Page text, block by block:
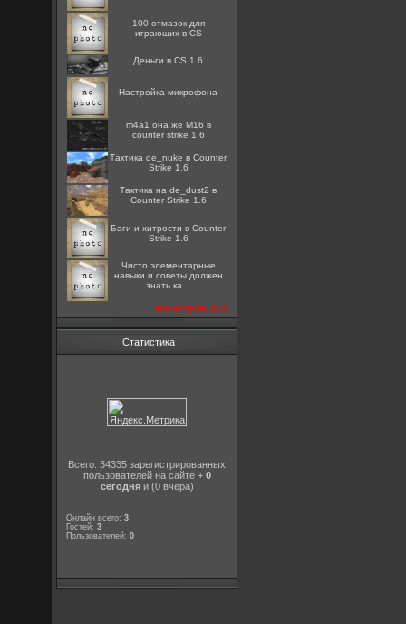
100 отмазок для
играющих в CS
Деньги в CS 1.6
Настройка микрофона
m4a1 она же M16 в
counter strike 1.6
Тактика de_nuke в Counter
Strike 1.6
Тактика на de_dust2 в
Counter Strike 1.6
Баги и хитрости в Counter
Strike 1.6
Чисто элементарные
навыки и советы должен
знать ка...
посмотреть все
Статистика
Всего: 34335 зарегистрированных
пользователей на сайте + 0
сегодняи (0 вчера)
Онлайн всего:3
Гостей:3
Пользователей:0